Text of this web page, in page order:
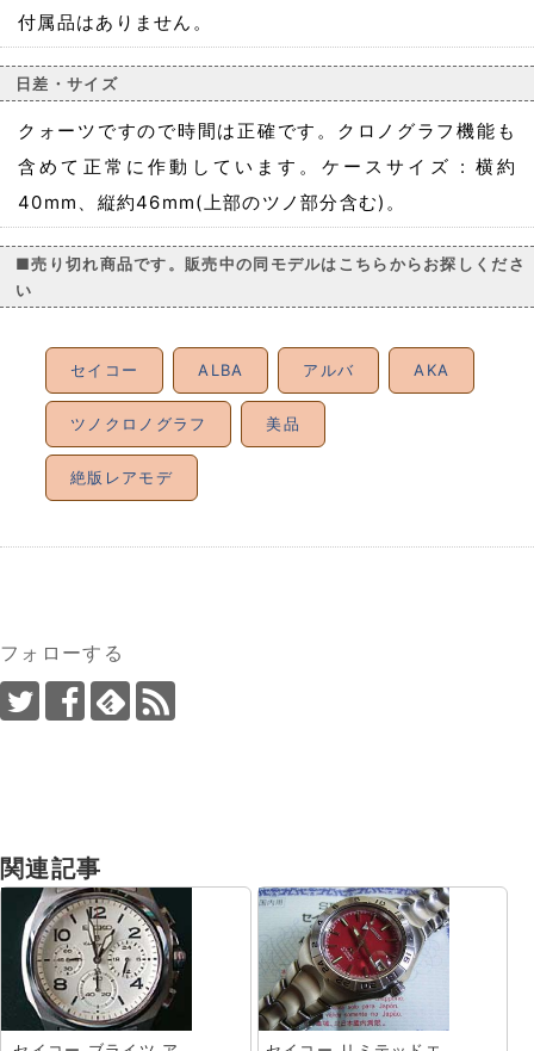
付属品はありません。
日差・サイズ
クォーツですので時間は正確です。クロノグラフ機能も
含めて正常に作動しています。ケースサイズ : 横約
40mm、縦約46mm(上部のツノ部分含む)。
■売り切れ商品です。販売中の同モデルはこちらからお探しくださ
い
セイコー ALBA アルバ AKA
ツノクロノグラフ 美品
絶版レアモデ
フォローする
関連記事